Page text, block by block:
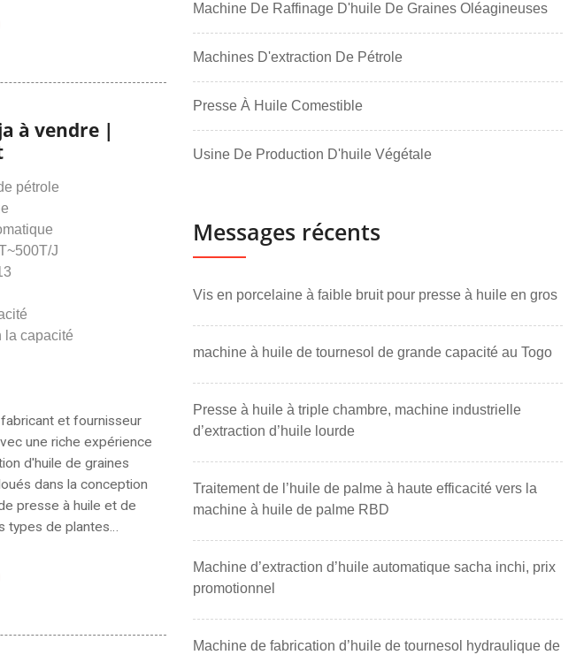
de traitement de
lié à la capacité, au
un fabricant exportateur
à huile de soja au
à huile de soja
d'exportation au
à vendre |
pétrole
J
la capacité
et fournisseur
une riche expérience
d'huile de graines
dans la conception
presse à huile et de
types de plantes
graines de ricin,
d'extraction d'huile de
légère et facile à
Machine De Raffinage D'huile De Graines Oléagineuses
Machines D'extraction De Pétrole
Presse À Huile Comestible
Usine De Production D'huile Végétale
Messages récents
Vis en porcelaine à faible bruit pour presse à huile en gros
machine à huile de tournesol de grande capacité au Togo
Presse à huile à triple chambre, machine industrielle
d’extraction d’huile lourde
Traitement de l’huile de palme à haute efficacité vers la
machine à huile de palme RBD
Machine d’extraction d’huile automatique sacha inchi, prix
promotionnel
Machine de fabrication d’huile de tournesol hydraulique de